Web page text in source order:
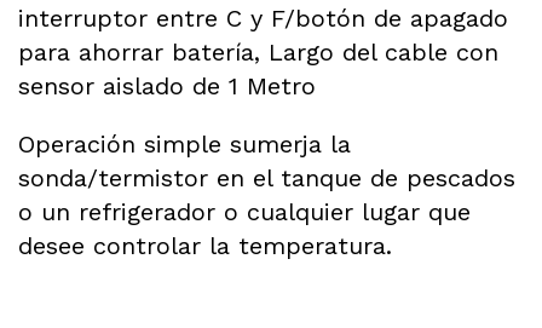
interruptor entre C y F/botón de apagado
para ahorrar batería, Largo del cable con
sensor aislado de 1 Metro
Operación simple sumerja la
sonda/termistor en el tanque de pescados
o un refrigerador o cualquier lugar que
desee controlar la temperatura.